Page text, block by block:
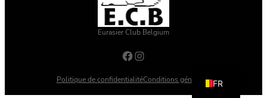
Eurasier Club Belgium
Facebook Instagram
Politique de confidentialitéConditions générales FR